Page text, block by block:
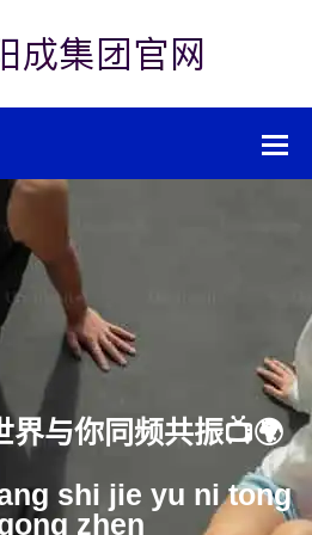
，点燃你的每一次心
shi dian ran ni de
xin tiao